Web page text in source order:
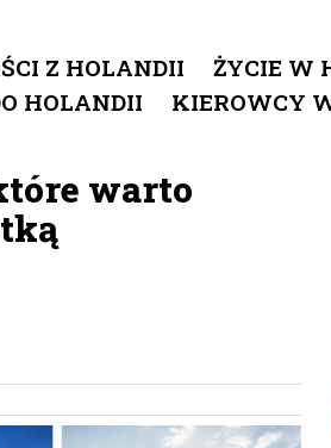
Z HOLANDII
ŻYCIE W
HOLANDII
KIEROWCY
warto